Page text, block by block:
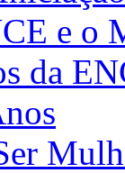
e o
da